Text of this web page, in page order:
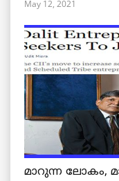
May 12, 2021
മാറുന്ന ലോകം,